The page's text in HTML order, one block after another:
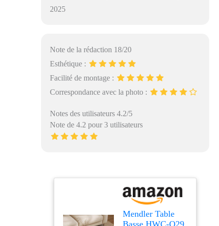
2025
Note de la rédaction 18/20
Esthétique :
Facilité de montage :
Correspondance avec la photo :
Notes des utilisateurs 4.2/5
Note de 4.2 pour 3 utilisateurs
Mendler Table
Basse HWC-O29